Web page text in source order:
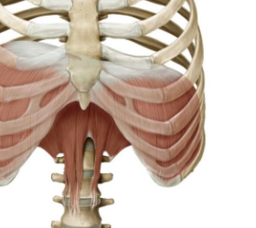
Блог
Книги
События
Фитнес для беременных и
после родов
Войти
Лента записей